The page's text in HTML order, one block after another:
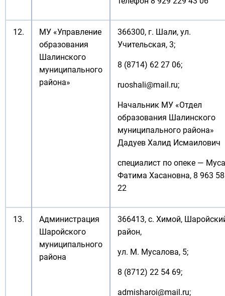
12.
МУ «Управление
образования
Шалинского
муниципального
района»
366300, г. Шали, ул.
Учительская, 3;
8 (8714) 62 27 06;
ruoshali@mail.ru;
Начальник МУ «Отдел
образования Шалинского
муниципального района»
Дадуев Халид Исмаилович
специалист по опеке —
Фатима Хасановна, 8 963
22
13.
Администрация
Шаройского
муниципального
района
366413, с. Химой,
район,
ул. М. Мусалова, 5;
8 (8712) 22 54 69;
admisharoi@mail.ru;